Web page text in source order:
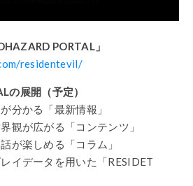
PORTAL」
residentevil/
の展開（予定）
分かる「最新情報」
観が広がる「コンテンツ」
が楽しめる「コラム」
イデータを用いた「RESIDET